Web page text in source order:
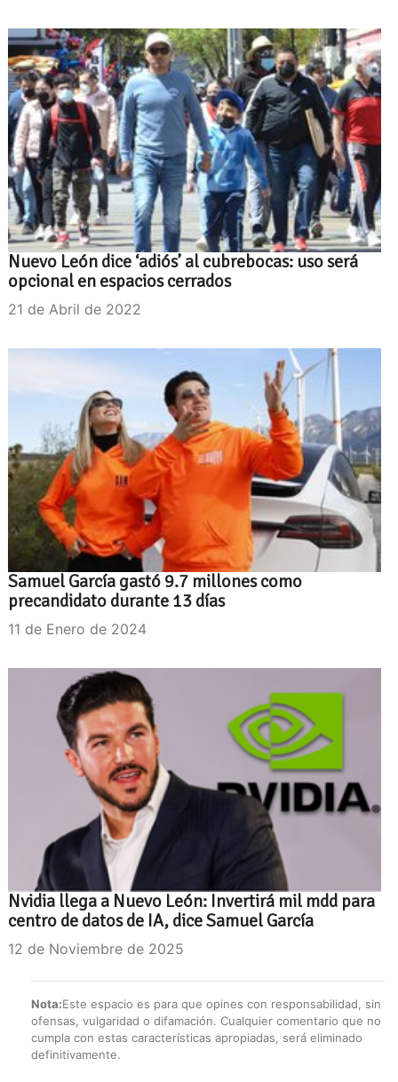
Nuevo León dice ‘adiós’ al cubrebocas: uso será
opcional en espacios cerrados
21 de Abril de 2022
Samuel García gastó 9.7 millones como
precandidato durante 13 días
11 de Enero de 2024
Nvidia llega a Nuevo León: Invertirá mil mdd para
centro de datos de IA, dice Samuel García
12 de Noviembre de 2025
Nota:Este espacio es para que opines con responsabilidad, sin
ofensas, vulgaridad o difamación. Cualquier comentario que no
cumpla con estas características apropiadas, será eliminado
definitivamente.